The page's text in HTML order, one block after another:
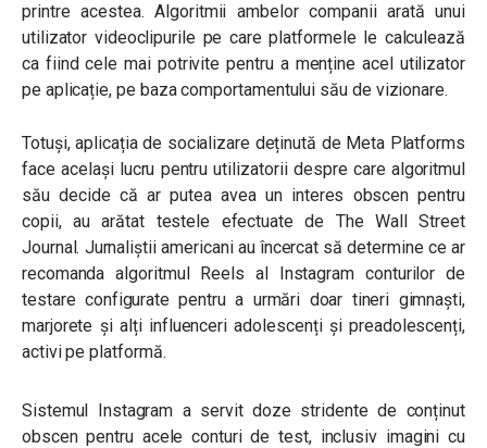
printre acestea. Algoritmii ambelor companii arată unui
utilizator videoclipurile pe care platformele le calculează
ca fiind cele mai potrivite pentru a menține acel utilizator
pe aplicație, pe baza comportamentului său de vizionare.
Totuși, aplicația de socializare deținută de Meta Platforms
face același lucru pentru utilizatorii despre care algoritmul
său decide că ar putea avea un interes obscen pentru
copii, au arătat testele efectuate de The Wall Street
Journal. Jurnaliștii americani au încercat să determine ce ar
recomanda algoritmul Reels al Instagram conturilor de
testare configurate pentru a urmări doar tineri gimnaști,
marjorete și alți influenceri adolescenți și preadolescenți,
activi pe platformă.
Sistemul Instagram a servit doze stridente de conținut
obscen pentru acele conturi de test, inclusiv imagini cu